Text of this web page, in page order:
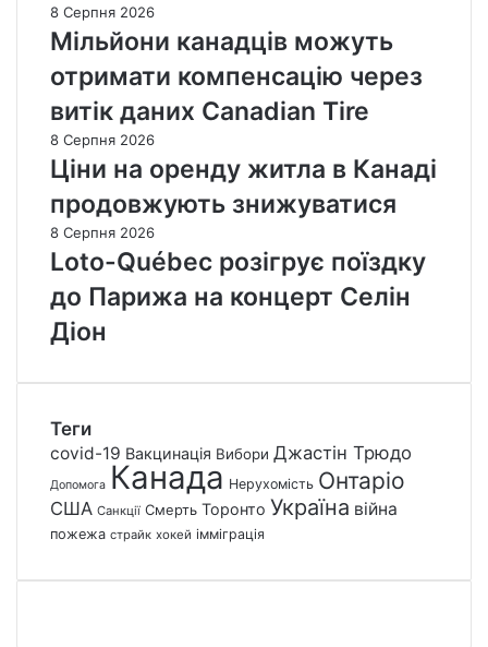
8 Серпня 2026
Мільйони канадців можуть
отримати компенсацію через
витік даних Canadian Tire
8 Серпня 2026
Ціни на оренду житла в Канаді
продовжують знижуватися
8 Серпня 2026
Loto-Québec розігрує поїздку
до Парижа на концерт Селін
Діон
Теги
covid-19 Вакцинація Вибори Джастін Трюдо
Допомога Канада Нерухомість Онтаріо
США Санкції Смерть Торонто Україна війна
пожежа страйк хокей імміграція